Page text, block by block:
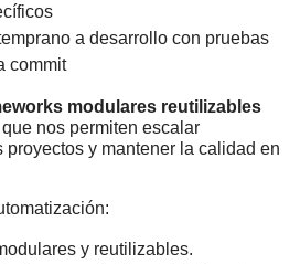
a desarrollo con pruebas
commit
modulares reutilizables
nos permiten escalar
proyectos y mantener la calidad en
y reutilizables.